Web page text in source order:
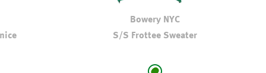
Bowery NYC
S/S Frottee Sweater